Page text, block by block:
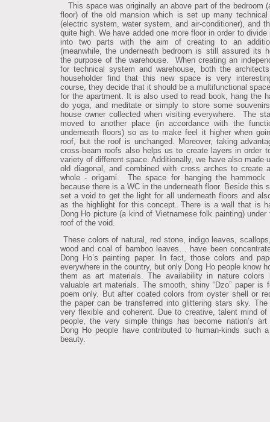
This space was originally an above part of the bedroom
floor) of the old mansion which is set up many technical
(electric system, water system, and air-conditioner), and
quite high. We have added one more floor in order to divide
into two parts with the aim of creating to an
(meanwhile, the underneath bedroom is still assured its
the purpose of the warehouse. When creating an
for technical system and warehouse, both the
householder find that this new space is very
course, they decide that it should be a multifunctional
for the apartment. It is also used to read book, hang the
do yoga, and meditate or simply to store some
house owner collected when visiting everywhere. The
moved to another place (in accordance with the
underneath floors) so as to make feel it higher when
roof, but the roof is unchanged. Moreover, taking
cross-beam roofs also helps us to create layers in order
variety of different space. Additionally, we have also made
old diagonal, and combined with cross arches to create
whole - origami. The space for hanging the hammock
because there is a WC in the underneath floor. Beside this
set a void to get the light for all underneath floors and
as the highlight for this concept. There is a wall that is
Dong Ho picture (a kind of Vietnamese folk painting) under
roof of the void.
These colors of natural, red stone, indigo leaves,
wood and coal of bamboo leaves… have been
Dong Ho’s painting paper. In fact, those colors and
everywhere in the country, but only Dong Ho people know
them as art materials. The availability in nature colors
valuable art materials. The smooth, shiny “Dzo” paper is
poem only. But after coated colors from oyster shell or
the paper can be transferred into glittering stars sky. The
very flexible and coherent. Due to creative, talent mind of
people, the very simple things has become nation’s art
Dong Ho people have contributed to human-kinds such
beauty.